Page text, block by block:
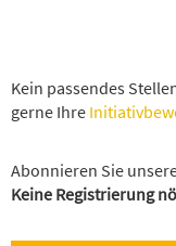
Kein passendes
gerne Ihre
Abonnieren Sie
Keine Registrierung